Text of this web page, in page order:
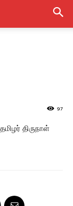
97
திருநாள்